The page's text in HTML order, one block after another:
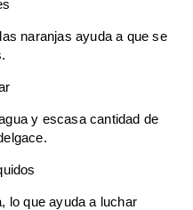
naranjas ayuda a que se
y escasa cantidad de
lo que ayuda a luchar